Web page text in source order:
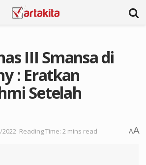
III Smansa di
: Eratkan
Setelah
2022 Reading Time: 2 mins read AA